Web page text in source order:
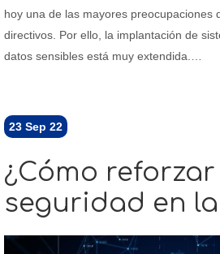
hoy una de las mayores preocupaciones
directivos. Por ello, la implantación de
datos sensibles está muy extendida.…
23 Sep 22
¿Cómo reforzar
seguridad en